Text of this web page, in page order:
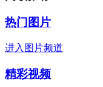
热门图片
进入图片频道
精彩视频